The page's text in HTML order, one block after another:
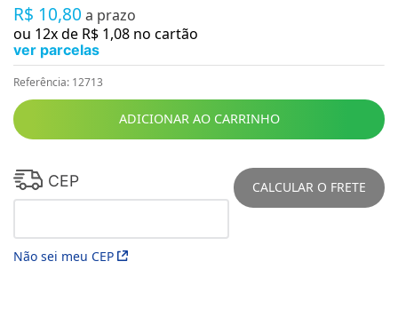
R$ 10,80 a prazo
ou 12x de R$ 1,08 no cartão
ver parcelas
Referência: 12713
ADICIONAR AO CARRINHO
CEP
Não sei meu CEP
CALCULAR O FRETE